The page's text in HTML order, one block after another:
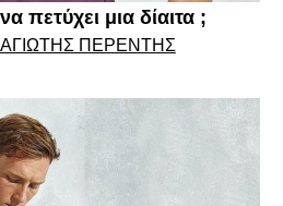
πετύχει μια δίαιτα ;
ΠΕΡΕΝΤΉΣ